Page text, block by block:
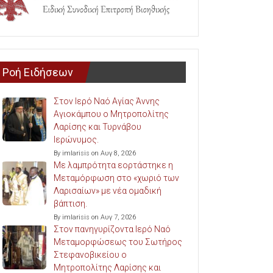
Ροή Ειδήσεων
Στον Ιερό Ναό Αγίας Άννης
Αγιοκάμπου ο Μητροπολίτης
Λαρίσης και Τυρνάβου
Ιερώνυμος.
By imlarisis on Αυγ 8, 2026
Με λαμπρότητα εορτάστηκε η
Μεταμόρφωση στο «χωριό των
Λαρισαίων» με νέα ομαδική
βάπτιση.
By imlarisis on Αυγ 7, 2026
Στον πανηγυρίζοντα Ιερό Ναό
Μεταμορφώσεως του Σωτήρος
Στεφανοβικείου ο
Μητροπολίτης Λαρίσης και